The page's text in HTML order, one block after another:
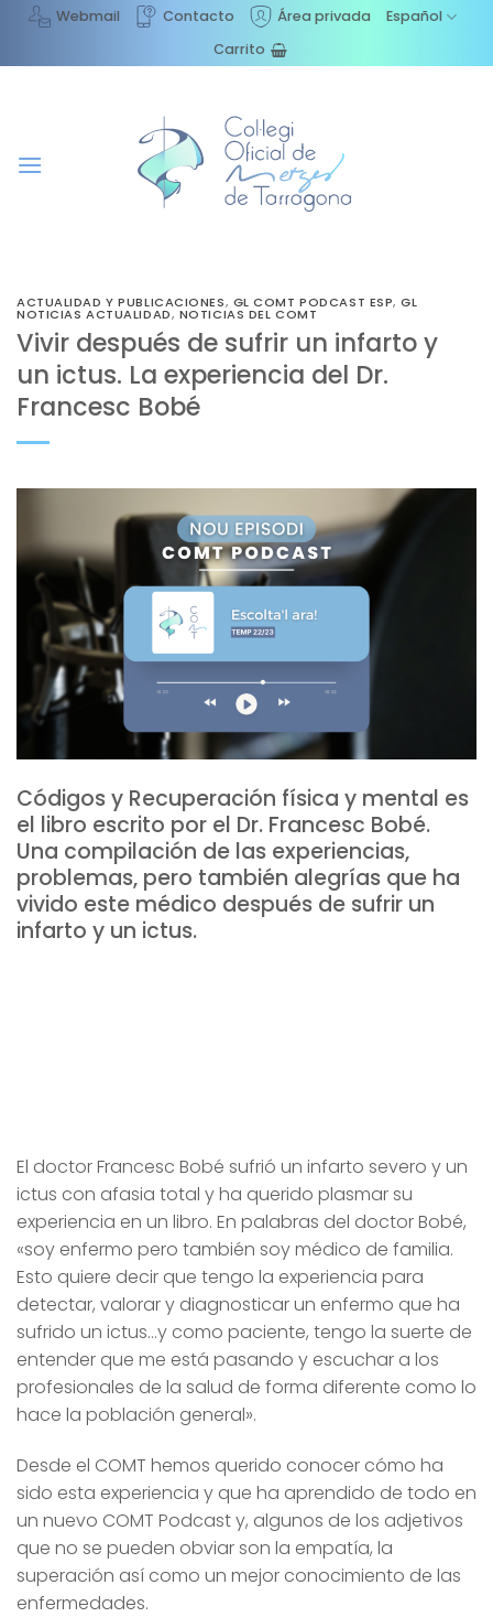
Saltar
contenido
Webmail Contacto Área privada
Español
Carrito
ACTUALIDAD Y PUBLICACIONES, GL COMT PODCAST ESP,GL
NOTICIAS ACTUALIDAD, NOTICIAS DEL COMT
Vivir después de sufrir un infarto y
un ictus. La experiencia del Dr.
Francesc Bobé
Códigos y Recuperación física y mental es
el libro escrito por el Dr. Francesc Bobé.
Una compilación de las experiencias,
problemas, pero también alegrías que ha
vivido este médico después de sufrir un
infarto y un ictus.
El doctor Francesc Bobé sufrió un infarto severo y un
ictus con afasia total y ha querido plasmar su
experiencia en un libro. En palabras del doctor Bobé,
«soy enfermo pero también soy médico de familia.
Esto quiere decir que tengo la experiencia para
detectar, valorar y diagnosticar un enfermo que ha
sufrido un ictus…y como paciente, tengo la suerte de
entender que me está pasando y escuchar a los
profesionales de la salud de forma diferente como lo
hace la población general».
Desde el COMT hemos querido conocer cómo ha
sido esta experiencia y que ha aprendido de todo en
un nuevo COMT Podcast y, algunos de los adjetivos
que no se pueden obviar son la empatía, la
superación así como un mejor conocimiento de las
enfermedades.